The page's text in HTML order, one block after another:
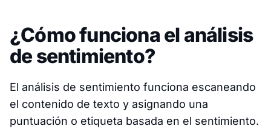
¿Cómo funciona el análisis
de sentimiento?
El análisis de sentimiento funciona escaneando
el contenido de texto y asignando una
puntuación o etiqueta basada en el sentimiento.